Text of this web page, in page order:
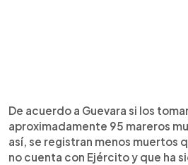
De acuerdo a Guevara si los
aproximadamente 95 mareros
así, se registran menos muertos
no cuenta con Ejército y que ha